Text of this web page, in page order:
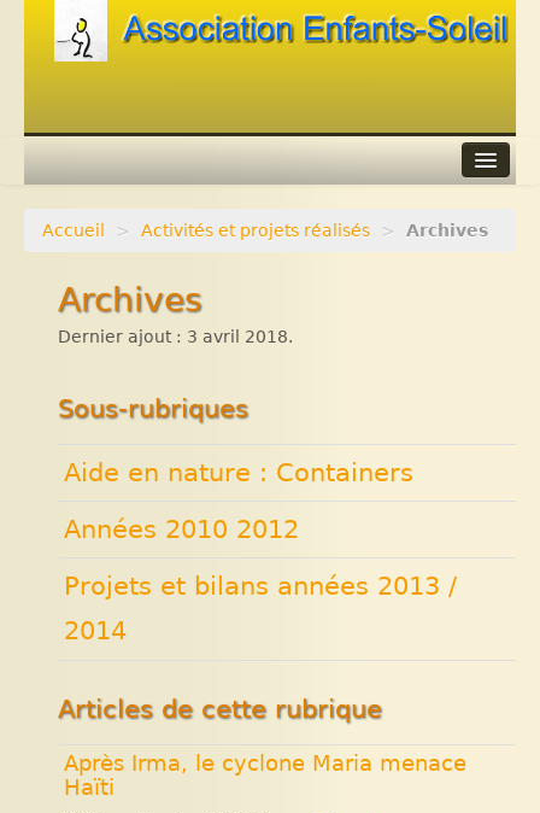
Agenda
Adhérer
Contacts
Accueil > Activités et projets réalisés > Archives
Archives
Dernier ajout : 3 avril 2018.
Sous-rubriques
Aide en nature : Containers
Années 2010 2012
Projets et bilans années 2013 /
2014
Articles de cette rubrique
Après Irma, le cyclone Maria menace
Haïti